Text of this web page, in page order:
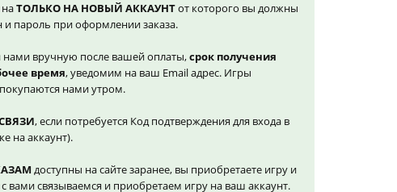
ТОЛЬКО НА НОВЫЙ АККАУНТот которого вы должны
и пароль при оформлении заказа.
вручную после вашей оплаты,срок получения
время, уведомим на ваш Email адрес. Игры
нами утром.
, если потребуется Код подтверждения для входа в
на аккаунт).
доступны на сайте заранее, вы приобретаете игру и
вами связываемся и приобретаем игру на ваш аккаунт.